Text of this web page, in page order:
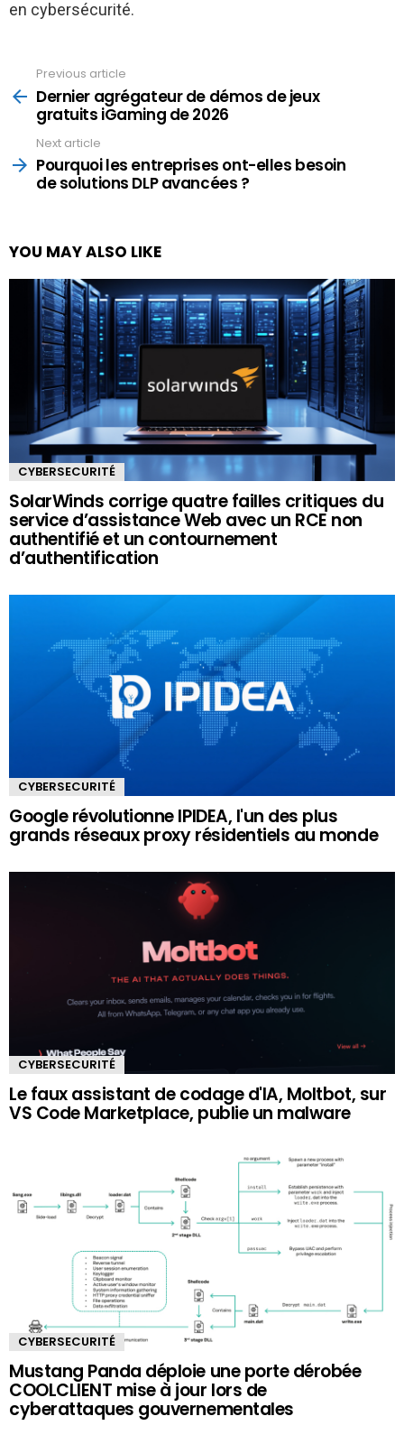
en cybersécurité.
more
Previous article
Dernier agrégateur de démos de jeux
gratuits iGaming de 2026
Next article
Pourquoi les entreprises ont-elles besoin
de solutions DLP avancées ?
YOU MAY ALSO LIKE
CYBERSECURITÉ
SolarWinds corrige quatre failles critiques du
service d’assistance Web avec un RCE non
authentifié et un contournement
d’authentification
CYBERSECURITÉ
Google révolutionne IPIDEA, l'un des plus
grands réseaux proxy résidentiels au monde
CYBERSECURITÉ
Le faux assistant de codage d'IA, Moltbot, sur
VS Code Marketplace, publie un malware
CYBERSECURITÉ
Mustang Panda déploie une porte dérobée
COOLCLIENT mise à jour lors de
cyberattaques gouvernementales